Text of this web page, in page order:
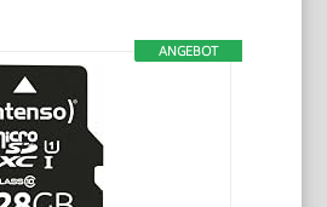
ANGEBOT